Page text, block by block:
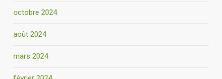
octobre 2024
août 2024
mars 2024